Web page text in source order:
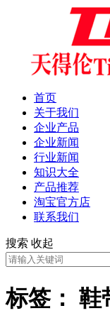
首页
关于我们
企业产品
企业新闻
行业新闻
知识大全
产品推荐
淘宝官方店
联系我们
搜索 收起
标签： 鞋